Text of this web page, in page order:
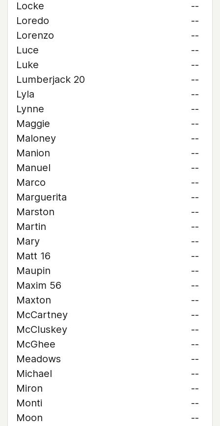
Locke
--
Loredo
--
Lorenzo
--
Luce
--
Luke
--
Lumberjack 20
--
Lyla
--
Lynne
--
Maggie
--
Maloney
--
Manion
--
Manuel
--
Marco
--
Marguerita
--
Marston
--
Martin
--
Mary
--
Matt 16
--
Maupin
--
Maxim 56
--
Maxton
--
McCartney
--
McCluskey
--
McGhee
--
Meadows
--
Michael
--
Miron
--
Monti
--
Moon
--